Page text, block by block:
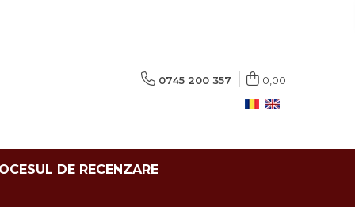
0745 200 357 0,00
DE RECENZARE